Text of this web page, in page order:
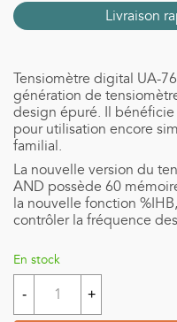
Livraison
Tensiomètre digital UA-
génération de
design épuré. Il
pour utilisation encore
familial.
La nouvelle version du
AND possède 60
la nouvelle fonction
contrôler la fréquence
En stock
- +